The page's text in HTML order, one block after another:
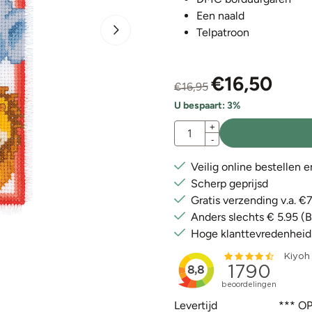
Een naald
Telpatroon
€16,95 €16,50
U bespaart:3%
Aantal
+
-
Veilig online bestellen
Scherp geprijsd
Gratis verzending v.a.
Anders slechts € 5.95
Hoge klanttevredenheid
Levertijd ***